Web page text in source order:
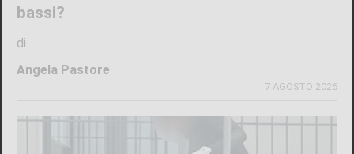
bassi?
di
Angela Pastore
7 AGOSTO 2026